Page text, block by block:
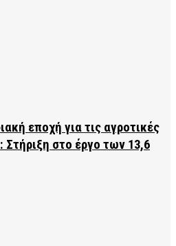
εποχή για τις αγροτικές
στο έργο των 13,6